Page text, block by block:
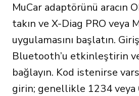
MuCar adaptörünü aracın
takın ve X-Diag PRO veya
uygulamasını başlatın.
Bluetooth’u etkinleştirin
bağlayın. Kod istenirse
girin; genellikle 1234 veya